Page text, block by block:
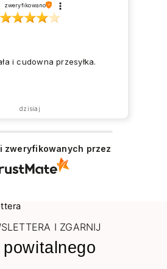
zweryfikowano
i cudowna przesyłka.
dzisiaj
zweryfikowanych przez
I ZGARNIJ